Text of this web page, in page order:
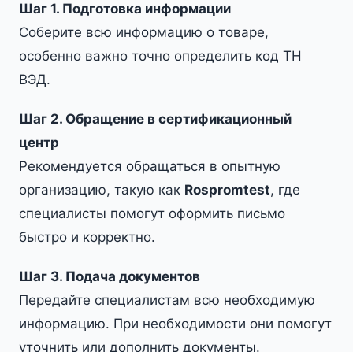
Шаг 1. Подготовка информации
Соберите всю информацию о товаре,
особенно важно точно определить код ТН
ВЭД.
Шаг 2. Обращение в сертификационный
центр
Рекомендуется обращаться в опытную
организацию, такую как Rospromtest, где
специалисты помогут оформить письмо
быстро и корректно.
Шаг 3. Подача документов
Передайте специалистам всю необходимую
информацию. При необходимости они помогут
уточнить или дополнить документы.